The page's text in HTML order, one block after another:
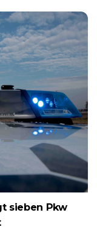
sieben Pkw